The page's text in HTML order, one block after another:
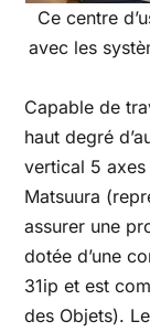
Ce centre
avec les
Capable de
haut degré
vertical 5
Matsuura
assurer une
dotée d’une
31ip et est
des Objets).